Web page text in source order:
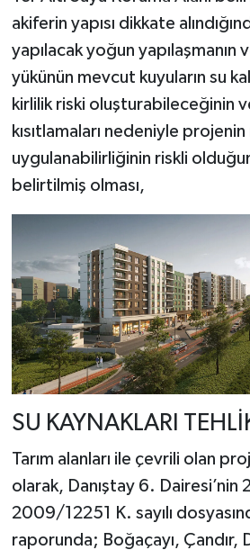
akiferin yapısı dikkate
yapılacak yoğun yapılaşmanın
yükünün mevcut kuyuların su
kirlilik riski oluşturabileceğinin
kısıtlamaları nedeniyle
uygulanabilirliğinin riskli
belirtilmiş olması,
SU KAYNAKLARI
Tarım alanları ile çevrili olan
olarak, Danıştay 6.
2009/12251 K. sayılı
raporunda; Boğaçayı, Çandır,